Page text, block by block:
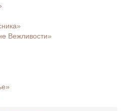
Вежливости»